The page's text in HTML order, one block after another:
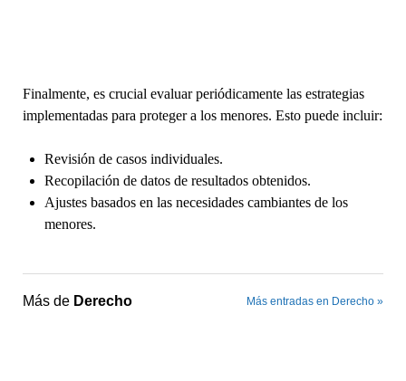
Finalmente, es crucial evaluar periódicamente las estrategias
implementadas para proteger a los menores. Esto puede incluir:
Revisión de casos individuales.
Recopilación de datos de resultados obtenidos.
Ajustes basados en las necesidades cambiantes de los
menores.
Más de Derecho Más entradas en Derecho »